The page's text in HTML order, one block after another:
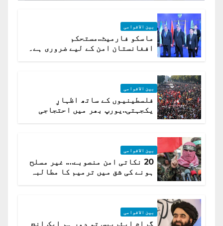
بین الاقوامی
ماسکو فارمیٹ..مستحکم
افغانستان امن کے لیے ضروری ہے۔
بین الاقوامی
فلسطینیوں کے ساتھ اظہارِ
یکجہتی..یورپ بھر میں احتجاجی
بین الاقوامی
20 نکاتی امن منصوبے…. غیر مسلح
ہونے کی شق میں ترمیم کا مطالبہ
بین الاقوامی
گرام ایئربیس تو دور ہم ایک انچ